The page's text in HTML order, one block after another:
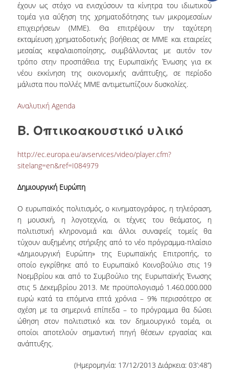
MICROSOFT ACADEMIC
SEARCH
INCITES JOURNAL
CITATION REPORTS
ΑΚΑΔΗΜΑΪΚΗ ΓΩΝΙΑ
ΜΑΘΗΣΗΣ
ΜΟ.ΔΙ.Π.Α.Β.
ΕΠΙΣΤΗΜΟΝΙΚΗ
ΕΠΙΚΟΙΝΩΝΗΣΗ
έχουν ως στόχο να ενισχύσουν τα κίνητρα του ιδιωτικού
τομέα για αύξηση της χρηματοδότησης των μικρομεσαίων
επιχειρήσεων (ΜΜΕ). Θα επιτρέψουν την ταχύτερη
εκταμίευση χρηματοδοτικής βοήθειας σε ΜΜΕ και εταιρείες
μεσαίας κεφαλαιοποίησης, συμβάλλοντας με αυτόν τον
τρόπο στην προσπάθεια της Ευρωπαϊκής Ένωσης για εκ
νέου εκκίνηση της οικονομικής ανάπτυξης, σε περίοδο
μάλιστα που πολλές ΜΜΕ αντιμετωπίζουν δυσκολίες.
Αναλυτική Agenda
Β. Οπτικοακουστικό υλικό
http://ec.europa.eu/avservices/video/player.cfm?
sitelang=en&ref=I084979
Δημιουργική Ευρώπη
Ο ευρωπαϊκός πολιτισμός, ο κινηματογράφος, η τηλεόραση,
η μουσική, η λογοτεχνία, οι τέχνες του θεάματος, η
πολιτιστική κληρονομιά και άλλοι συναφείς τομείς θα
τύχουν αυξημένης στήριξης από το νέο πρόγραμμα-πλαίσιο
«Δημιουργική Ευρώπη» της Ευρωπαϊκής Επιτροπής, το
οποίο εγκρίθηκε από το Ευρωπαϊκό Κοινοβούλιο στις 19
Νοεμβρίου και από το Συμβούλιο της Ευρωπαϊκής Ένωσης
στις 5 Δεκεμβρίου 2013. Με προϋπολογισμό 1.460.000.000
ευρώ κατά τα επόμενα επτά χρόνια – 9% περισσότερο σε
σχέση με τα σημερινά επίπεδα – το πρόγραμμα θα δώσει
ώθηση στον πολιτιστικό και τον δημιουργικό τομέα, οι
οποίοι αποτελούν σημαντική πηγή θέσεων εργασίας και
ανάπτυξης.
(Ημερομηνία: 17/12/2013 Διάρκεια: 03’:48’’)